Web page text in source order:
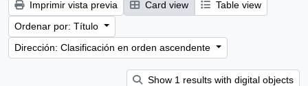
Imprimir vista previa Card view
Table view
Ordenar por: Título
Dirección: Clasificación en orden ascendente
Show 1 results with digital objects